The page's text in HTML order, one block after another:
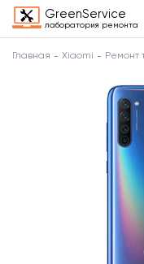
GreenService
лаборатория ремонта
Главная Xiaomi Ремонт